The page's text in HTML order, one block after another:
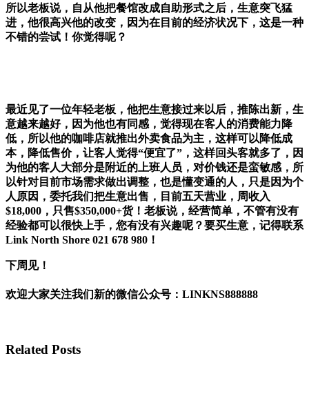
所以老板说，自从他把餐馆改成自助形式之后，生意突飞猛
进，他很高兴他的改变，因为在目前的经济状况下，这是一种
不错的尝试！你觉得呢？
最近见了一位年轻老板，他把生意接过来以后，推陈出新，生
意越来越好，因为他也有同感，觉得现在客人的消费能力降
低，所以他的咖啡店就推出外卖食品为主，这样可以降低成
本，降低售价，让客人觉得“便宜了”，这样回头客就多了，因
为他的客人大部分是附近的上班人员，对价钱还是蛮敏感，所
以针对目前市场需求做出调整，也是懂变通的人，只是因为个
人原因，委托我们把生意出售，目前五天营业，周收入
$18,000，只售$350,000+货！老板说，经营简单，不管有没有
经验都可以很快上手，您有没有兴趣呢？要买生意，记得联系
Link North Shore 021 678 980！
下周见！
欢迎大家关注我们新的微信公众号： LINKNS888888
Related Posts